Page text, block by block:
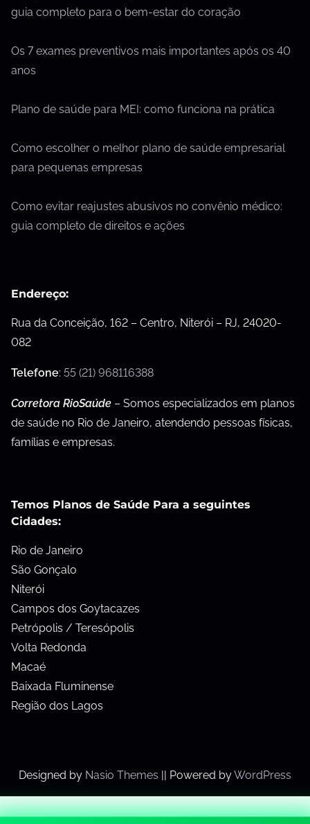
guia completo para o bem-estar do coração
Os 7 exames preventivos mais importantes após os 40
anos
Plano de saúde para MEI: como funciona na prática
Como escolher o melhor plano de saúde empresarial
para pequenas empresas
Como evitar reajustes abusivos no convênio médico:
guia completo de direitos e ações
Endereço:
Rua da Conceição, 162 – Centro, Niterói – RJ, 24020-
082
Telefone: 55 (21) 968116388
Corretora RioSaúde – Somos especializados em planos
de saúde no Rio de Janeiro, atendendo pessoas físicas,
famílias e empresas.
Temos Planos de Saúde Para a seguintes
Cidades:
Rio de Janeiro
São Gonçalo
Niterói
Campos dos Goytacazes
Petrópolis / Teresópolis
Volta Redonda
Macaé
Baixada Fluminense
Região dos Lagos
Designed by Nasio Themes Powered byWordPress